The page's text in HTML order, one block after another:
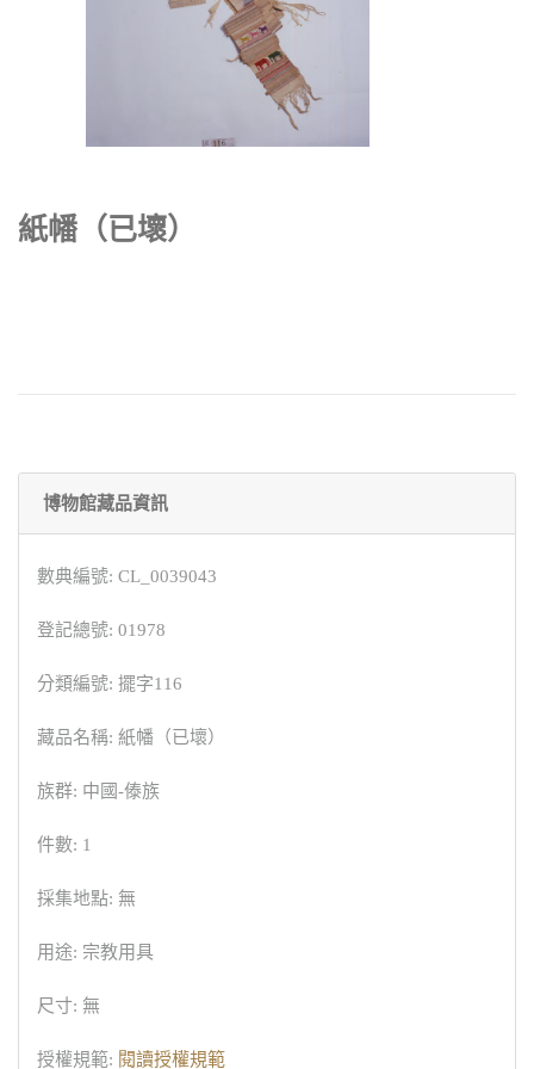
紙幡（已壞）
博物館藏品資訊
數典編號: CL_0039043
登記總號: 01978
分類編號: 擺字116
藏品名稱: 紙幡（已壞）
族群: 中國-傣族
件數: 1
採集地點: 無
用途: 宗教用具
尺寸: 無
授權規範: 閱讀授權規範